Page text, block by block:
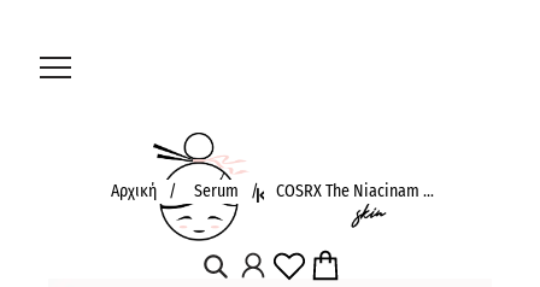
Αρχική / Serum / COSRX The Niacinam ...